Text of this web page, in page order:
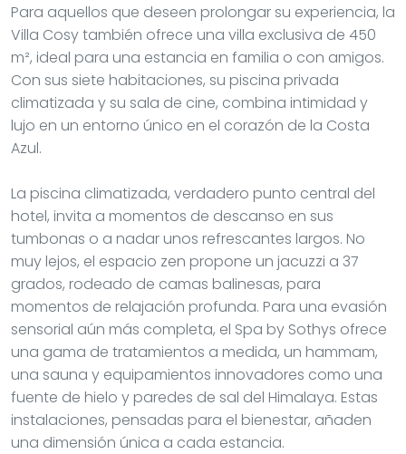
Para aquellos que deseen prolongar su experiencia, la
Villa Cosy también ofrece una villa exclusiva de 450
m², ideal para una estancia en familia o con amigos.
Con sus siete habitaciones, su piscina privada
climatizada y su sala de cine, combina intimidad y
lujo en un entorno único en el corazón de la Costa
Azul.
La piscina climatizada, verdadero punto central del
hotel, invita a momentos de descanso en sus
tumbonas o a nadar unos refrescantes largos. No
muy lejos, el espacio zen propone un jacuzzi a 37
grados, rodeado de camas balinesas, para
momentos de relajación profunda. Para una evasión
sensorial aún más completa, el Spa by Sothys ofrece
una gama de tratamientos a medida, un hammam,
una sauna y equipamientos innovadores como una
fuente de hielo y paredes de sal del Himalaya. Estas
instalaciones, pensadas para el bienestar, añaden
una dimensión única a cada estancia.